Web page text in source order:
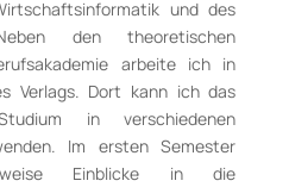
und des
den theoretischen
arbeite ich in
Verlags. Dort kann ich das
in verschiedenen
Im ersten Semester
Einblicke in die